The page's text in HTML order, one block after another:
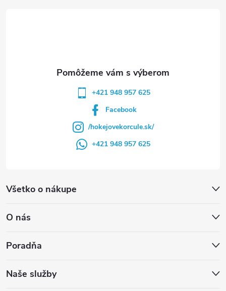
Všetko o nákupe
O nás
Poradňa
Naše služby
+421 948 957 625
Facebook
/hokejovekorcule.sk/
+421 948 957 625